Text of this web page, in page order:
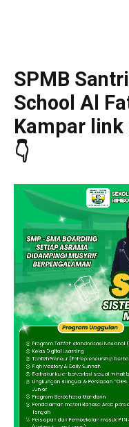
SPMB
School Al
Kampar
👇